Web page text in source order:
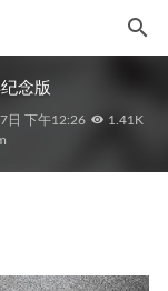
纪念版
日 下午12:26
1.41K